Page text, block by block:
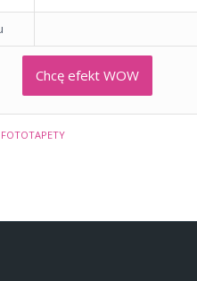
Chcę efekt WOW
FOTOTAPETY